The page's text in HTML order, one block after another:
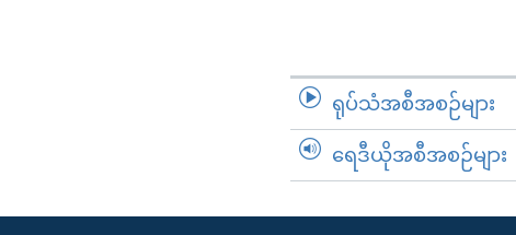
ရုပ်သံအစီအစဉ်များ
ရေဒီယိုအစီအစဉ်များ